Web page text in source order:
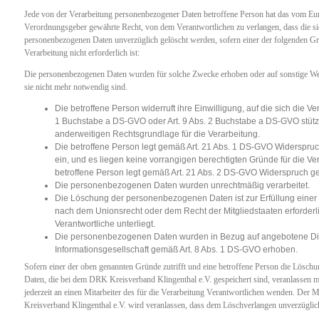
Jede von der Verarbeitung personenbezogener Daten betroffene Person hat das vom
Verordnungsgeber gewährte Recht, von dem Verantwortlichen zu verlangen, dass die
personenbezogenen Daten unverzüglich gelöscht werden, sofern einer der folgenden
Verarbeitung nicht erforderlich ist:
Die personenbezogenen Daten wurden für solche Zwecke erhoben oder auf sonstige
sie nicht mehr notwendig sind.
Die betroffene Person widerruft ihre Einwilligung, auf die sich die
1 Buchstabe a DS-GVO oder Art. 9 Abs. 2 Buchstabe a DS-GVO
anderweitigen Rechtsgrundlage für die Verarbeitung.
Die betroffene Person legt gemäß Art. 21 Abs. 1 DS-GVO
ein, und es liegen keine vorrangigen berechtigten Gründe für die
betroffene Person legt gemäß Art. 21 Abs. 2 DS-GVO Widerspruch
Die personenbezogenen Daten wurden unrechtmäßig verarbeitet.
Die Löschung der personenbezogenen Daten ist zur Erfüllung
nach dem Unionsrecht oder dem Recht der Mitgliedstaaten
Verantwortliche unterliegt.
Die personenbezogenen Daten wurden in Bezug auf angebotene
Informationsgesellschaft gemäß Art. 8 Abs. 1 DS-GVO erhoben.
Sofern einer der oben genannten Gründe zutrifft und eine betroffene Person die
Daten, die bei dem DRK Kreisverband Klingenthal e.V. gespeichert sind, veranlassen
jederzeit an einen Mitarbeiter des für die Verarbeitung Verantwortlichen wenden. Der
Kreisverband Klingenthal e.V. wird veranlassen, dass dem Löschverlangen